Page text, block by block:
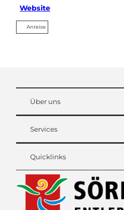
Website
Anreise
Über uns
Services
Quicklinks